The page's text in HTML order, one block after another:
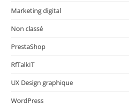
Marketing digital
Non classé
PrestaShop
RfTalkIT
UX Design graphique
WordPress